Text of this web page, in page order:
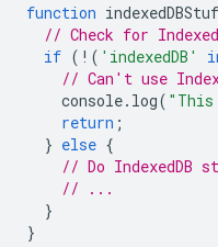
function
// Check for
if ( ! ( 'indexedDB'
// Can't use
console. log( "This
return ;
} else {
// Do IndexedDB
// ...
}
}